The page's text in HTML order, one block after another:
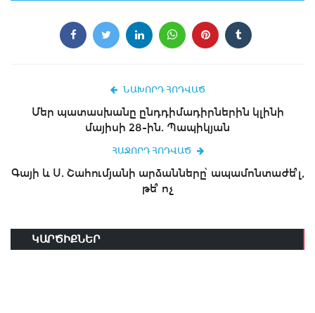
ՆԱԽՈՐԴ ՀՈԴՎԱԾ
Մեր պատասխանը ընդդիմադիրներին կլինի
մայիսի 28-ին. Պապիկյան
ՀԱՋՈՐԴ ՀՈԴՎԱԾ
Գայի և Ս. Շահումյանի արձանները՝ ապամոնտաժե՞լ,
թե՞ ոչ
ԿԱՐԾԻՔՆԵՐ